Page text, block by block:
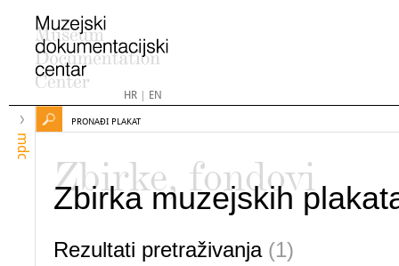
HR| EN
mdc
PRONAĐI PLAKAT
Zbirke, fondovi
Zbirka muzejskih
Rezultati pretraživanja (1)